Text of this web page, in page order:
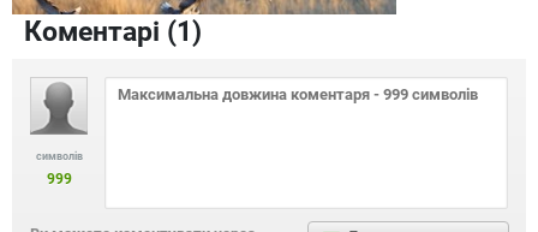
Коментарі (1)
символів
999